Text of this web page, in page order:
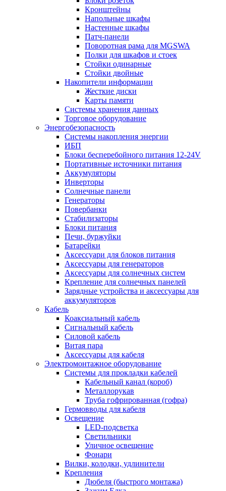
Кронштейны
Напольные шкафы
Настенные шкафы
Патч-панели
Поворотная рама для MGSWA
Полки для шкафов и стоек
Стойки одинарные
Стойки двойные
Накопители информации
Жесткие диски
Карты памяти
Системы хранения данных
Торговое оборудование
Энергобезопасность
Системы накопления энергии
ИБП
Блоки бесперебойного питания 12-24V
Портативные источники питания
Аккумуляторы
Инверторы
Солнечные панели
Генераторы
Повербанки
Стабилизаторы
Блоки питания
Печи, буржуйки
Батарейки
Аксессуари для блоков питания
Аксессуары для генераторов
Аксессуары для солнечных систем
Крепление для солнечных панелей
Зарядные устройства и аксессуары для
аккумуляторов
Кабель
Коаксиальный кабель
Сигнальный кабель
Силовой кабель
Витая пара
Аксессуары для кабеля
Электромонтажное оборудование
Системы для прокладки кабелей
Кабельный канал (короб)
Металлорукав
Труба гофрированная (гофра)
Гермовводы для кабеля
Освещение
LED-подсветка
Светильники
Уличное освещение
Фонари
Вилки, колодки, удлинители
Крепления
Дюбеля (быстрого монтажа)